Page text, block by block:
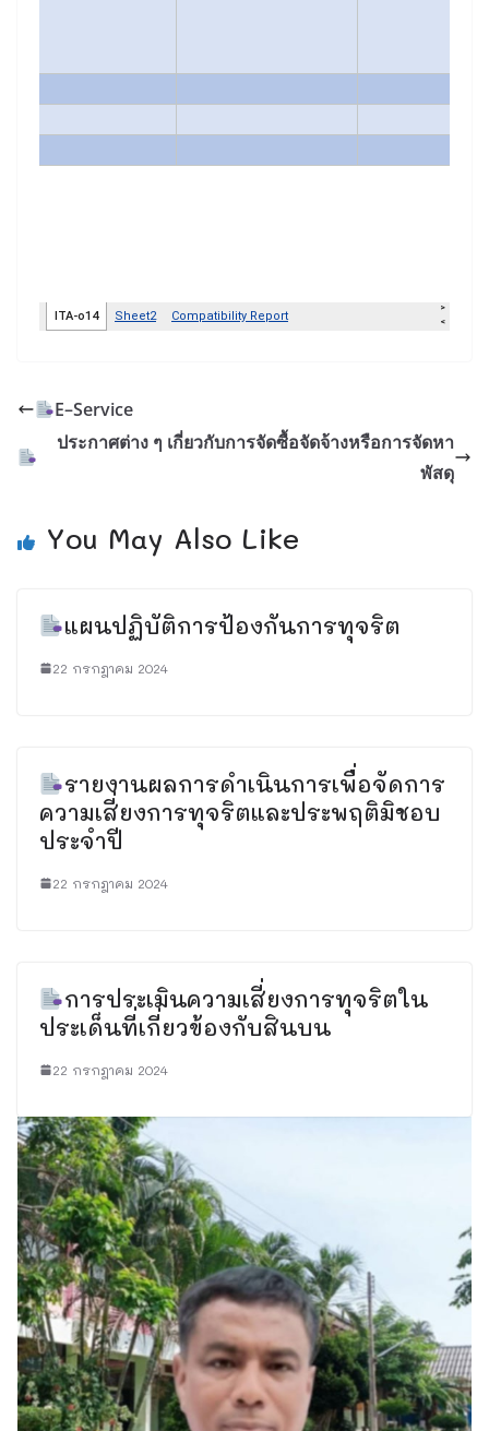
E–Service
ประกาศต่าง ๆ เกี่ยวกับการจัดซื้อจัดจ้างหรือการจัดหา
พัสดุ
You May Also Like
แผนปฏิบัติการป้องกันการทุจริต
22 กรกฎาคม 2024
รายงานผลการดำเนินการเพื่อจัดการ
ความเสี่ยงการทุจริตและประพฤติมิชอบ
ประจำปี
22 กรกฎาคม 2024
การประเมินความเสี่ยงการทุจริตใน
ประเด็นที่เกี่ยวข้องกับสินบน
22 กรกฎาคม 2024